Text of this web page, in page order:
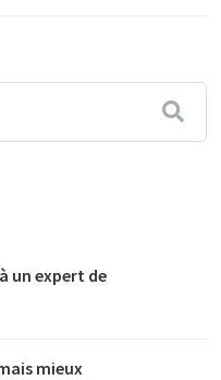
un expert de
mieux